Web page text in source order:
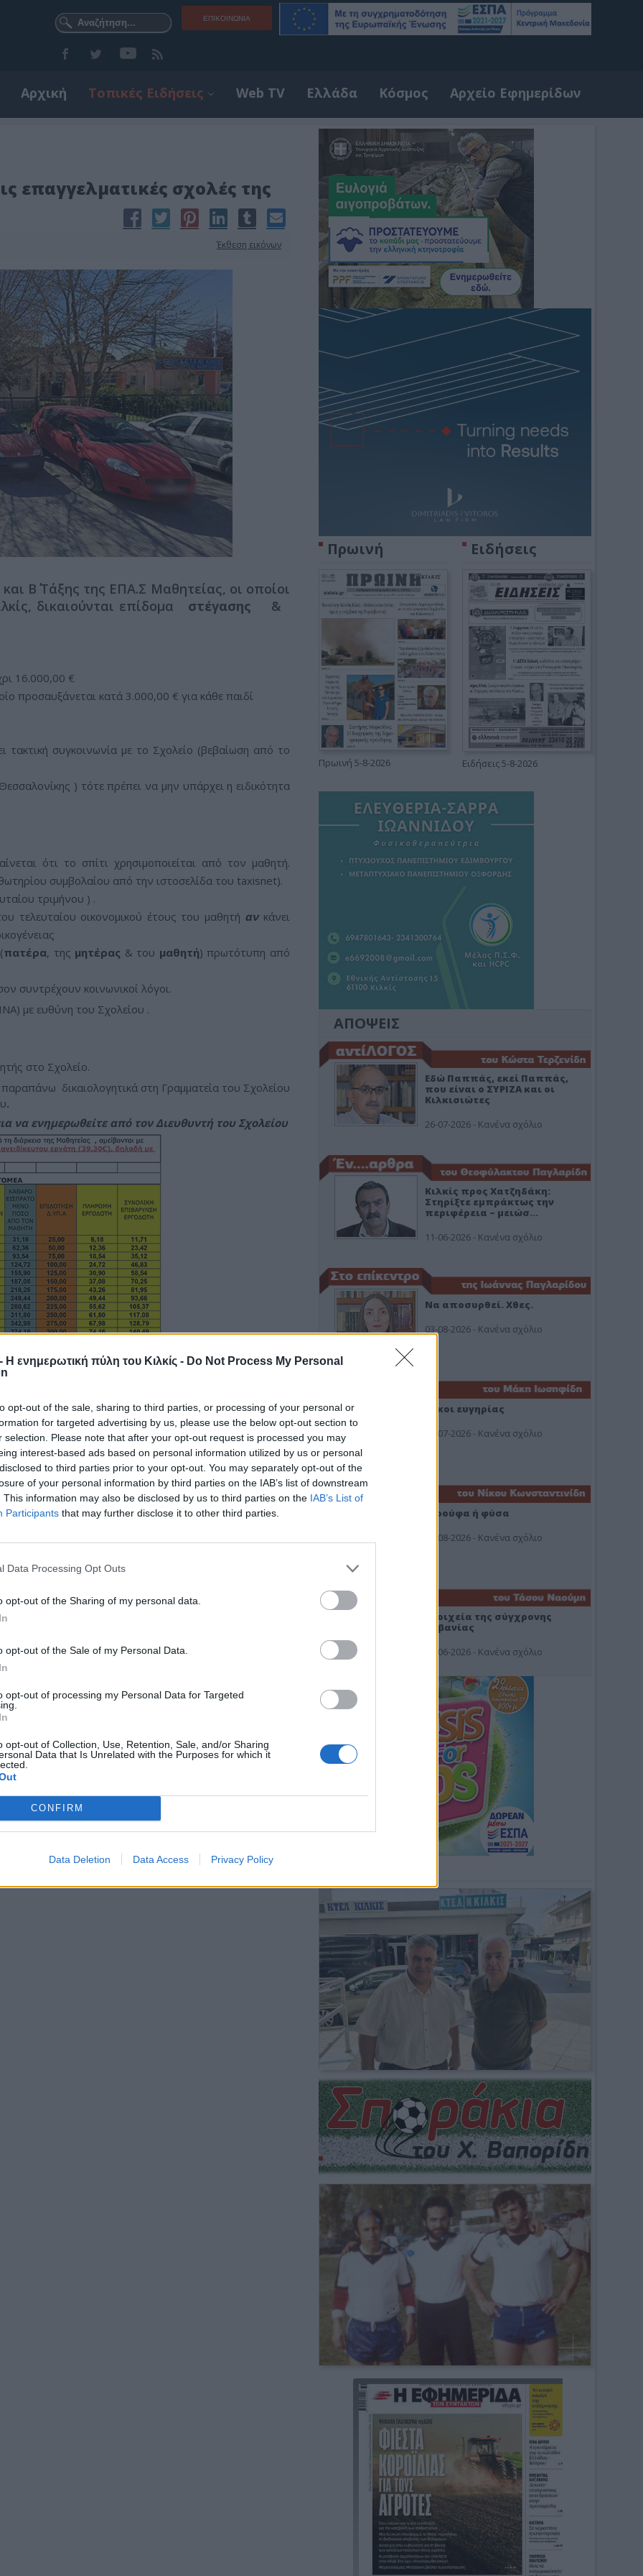
Η ενημερωτική πύλη του Κιλκίς - Do Not Process My Personal
opt-out of the sale, sharing to third parties, or processing of your personal or
for targeted advertising by us, please use the below opt-out section to
selection. Please note that after your opt-out request is processed you may
interest-based ads based on personal information utilized by us or personal
to third parties prior to your opt-out. You may separately opt-out of the
of your personal information by third parties on the IAB’s list of downstream
This information may also be disclosed by us to third parties on the IAB’s List of
Participants that may further disclose it to other third parties.
Data Processing Opt Outs
opt-out of the Sharing of my personal data.
opt-out of the Sale of my Personal Data.
opt-out of processing my Personal Data for Targeted
opt-out of Collection, Use, Retention, Sale, and/or Sharing
Data that Is Unrelated with the Purposes for which it
CONFIRM
Data Deletion Data Access Privacy Policy
ΕΠΙΚΟΙΝΩΝΊΑ
Αρχική Τοπικές Ειδήσεις Web TV Ελλάδα Κόσμος Αρχείο Εφημερίδων
επαγγελματικές σχολές της
Έκθεση εικόνων
Β΄ Τάξης της ΕΠΑ.Σ Μαθητείας, οι οποίοι
δικαιούνται επίδομα στέγασης &
16.000,00 €
προσαυξάνεται κατά 3.000,00 € για κάθε παιδί
τακτική συγκοινωνία με το Σχολείο (βεβαίωση από το
) τότε πρέπει να μην υπάρχει η ειδικότητα
ότι το σπίτι χρησιμοποιείται από τον μαθητή.
συμβολαίου από την ιστοσελίδα του taxisnet).
τριμήνου ) .
τελευταίου οικονομικού έτους του μαθητή ανκάνει
πατέρα, της μητέρας & του μαθητή) πρωτότυπη από
συντρέχουν κοινωνικοί λόγοι.
με ευθύνη του Σχολείου .
στο Σχολείο.
παραπάνω δικαιολογητικά στη Γραμματεία του Σχολείου
.
να ενημερωθείτε από τον Διευθυντή του Σχολείου
Αυγουστιάτικο
κινηματογραφικό
αγκυροβόλι σε
Δήμου Κιλκίς
Διαβάστε το νέο
πρωτοσέλιδο της
εφημερίδας του ν.
επιστροφή στην κορυφή
Πρωινή
Πρωινή 5-8-2026
Ειδήσεις
Ειδήσεις 5-8-2026
ΑΠΟΨΕΙΣ
Εδώ Παππάς, εκεί Παππάς,
που είναι ο ΣΥΡΙΖΑ και οι
Κιλκισιώτες
26-07-2026 - Κανένα σχόλιο
Κιλκίς προς Χατζηδάκη:
Στηρίξτε εμπράκτως την
περιφέρεια – μειώσ…
11-06-2026 - Κανένα σχόλιο
Να αποσυρθεί. Χθες.
03-08-2026 - Κανένα σχόλιο
Οίκοι ευγηρίας
24-07-2026 - Κανένα σχόλιο
Ή ρούφα ή φύσα
03-08-2026 - Κανένα σχόλιο
Στοιχεία της σύγχρονης
Αλβανίας
19-06-2026 - Κανένα σχόλιο